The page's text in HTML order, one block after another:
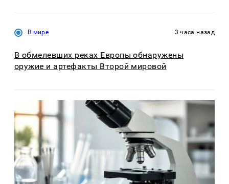
В мире 3 часа назад
В обмелевших реках Европы обнаружены
оружие и артефакты Второй мировой